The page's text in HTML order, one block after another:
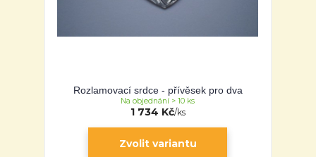
Rozlamovací srdce - přívěsek pro dva
1 734 Kč/ks
Na objednání > 10 ks
Zvolit variantu